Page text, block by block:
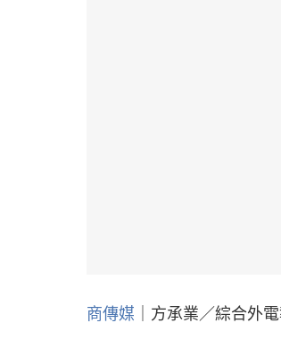
商傳媒 ｜方承業／綜合外